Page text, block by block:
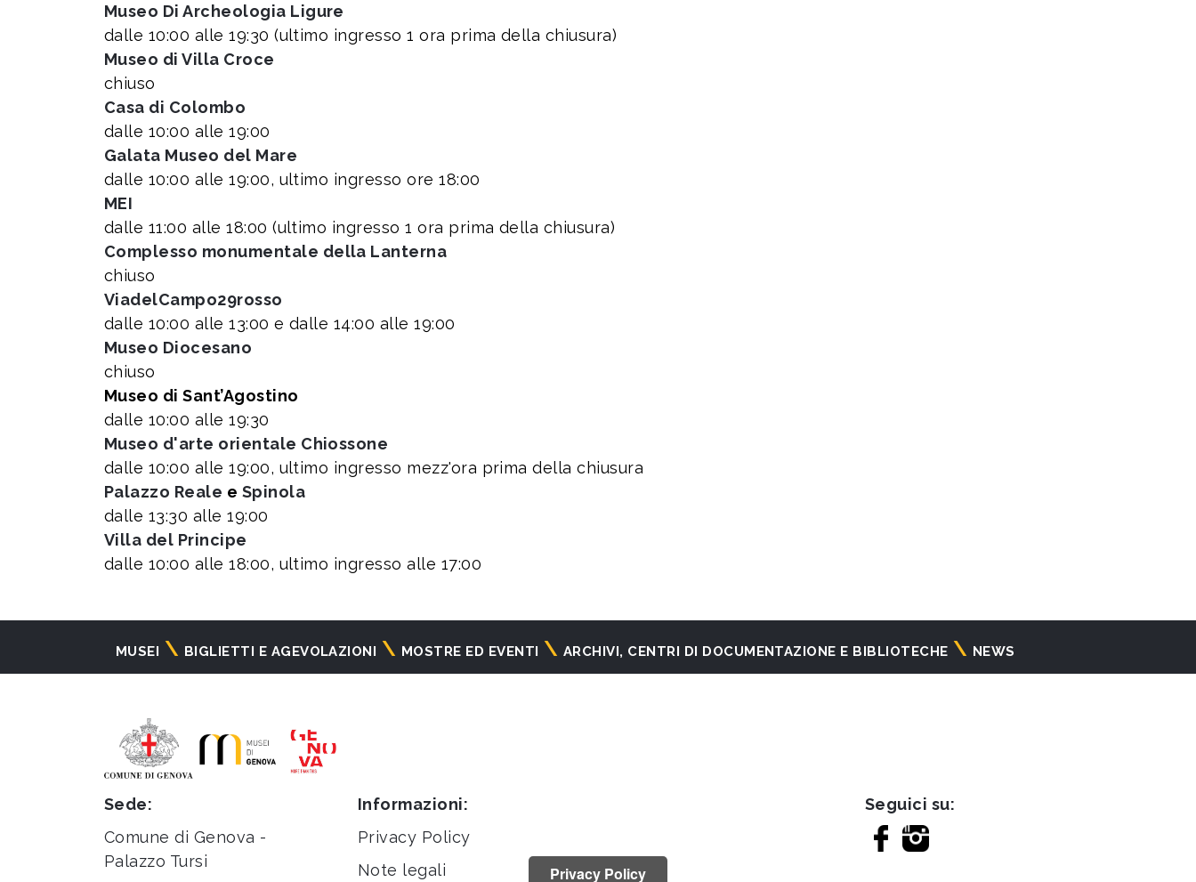
Museo Di Archeologia Ligure
dalle 10:00 alle 19:30 (ultimo ingresso 1 ora prima della chiusura)
Museo di Villa Croce
chiuso
Casa di Colombo
dalle 10:00 alle 19:00
Galata Museo del Mare
dalle 10:00 alle 19:00, ultimo ingresso ore 18:00
MEI
dalle 11:00 alle 18:00 (ultimo ingresso 1 ora prima della chiusura)
Complesso monumentale della Lanterna
chiuso
ViadelCampo29rosso
dalle 10:00 alle 13:00 e dalle 14:00 alle 19:00
Museo Diocesano
chiuso
Museo di Sant’Agostino
dalle 10:00 alle 19:30
Museo d'arte orientale Chiossone
dalle 10:00 alle 19:00, ultimo ingresso mezz'ora prima della chiusura
Palazzo Reale e Spinola
dalle 13:30 alle 19:00
Villa del Principe
dalle 10:00 alle 18:00, ultimo ingresso alle 17:00
Navigazione
MUSEI BIGLIETTI E AGEVOLAZIONI MOSTRE ED EVENTI ARCHIVI, CENTRI DI DOCUMENTAZIONE E BIBLIOTECHE NEWS
Sede:
Comune di Genova -
Palazzo Tursi
Informazioni:
Privacy Policy
Note legali
Seguici su:
Privacy Policy